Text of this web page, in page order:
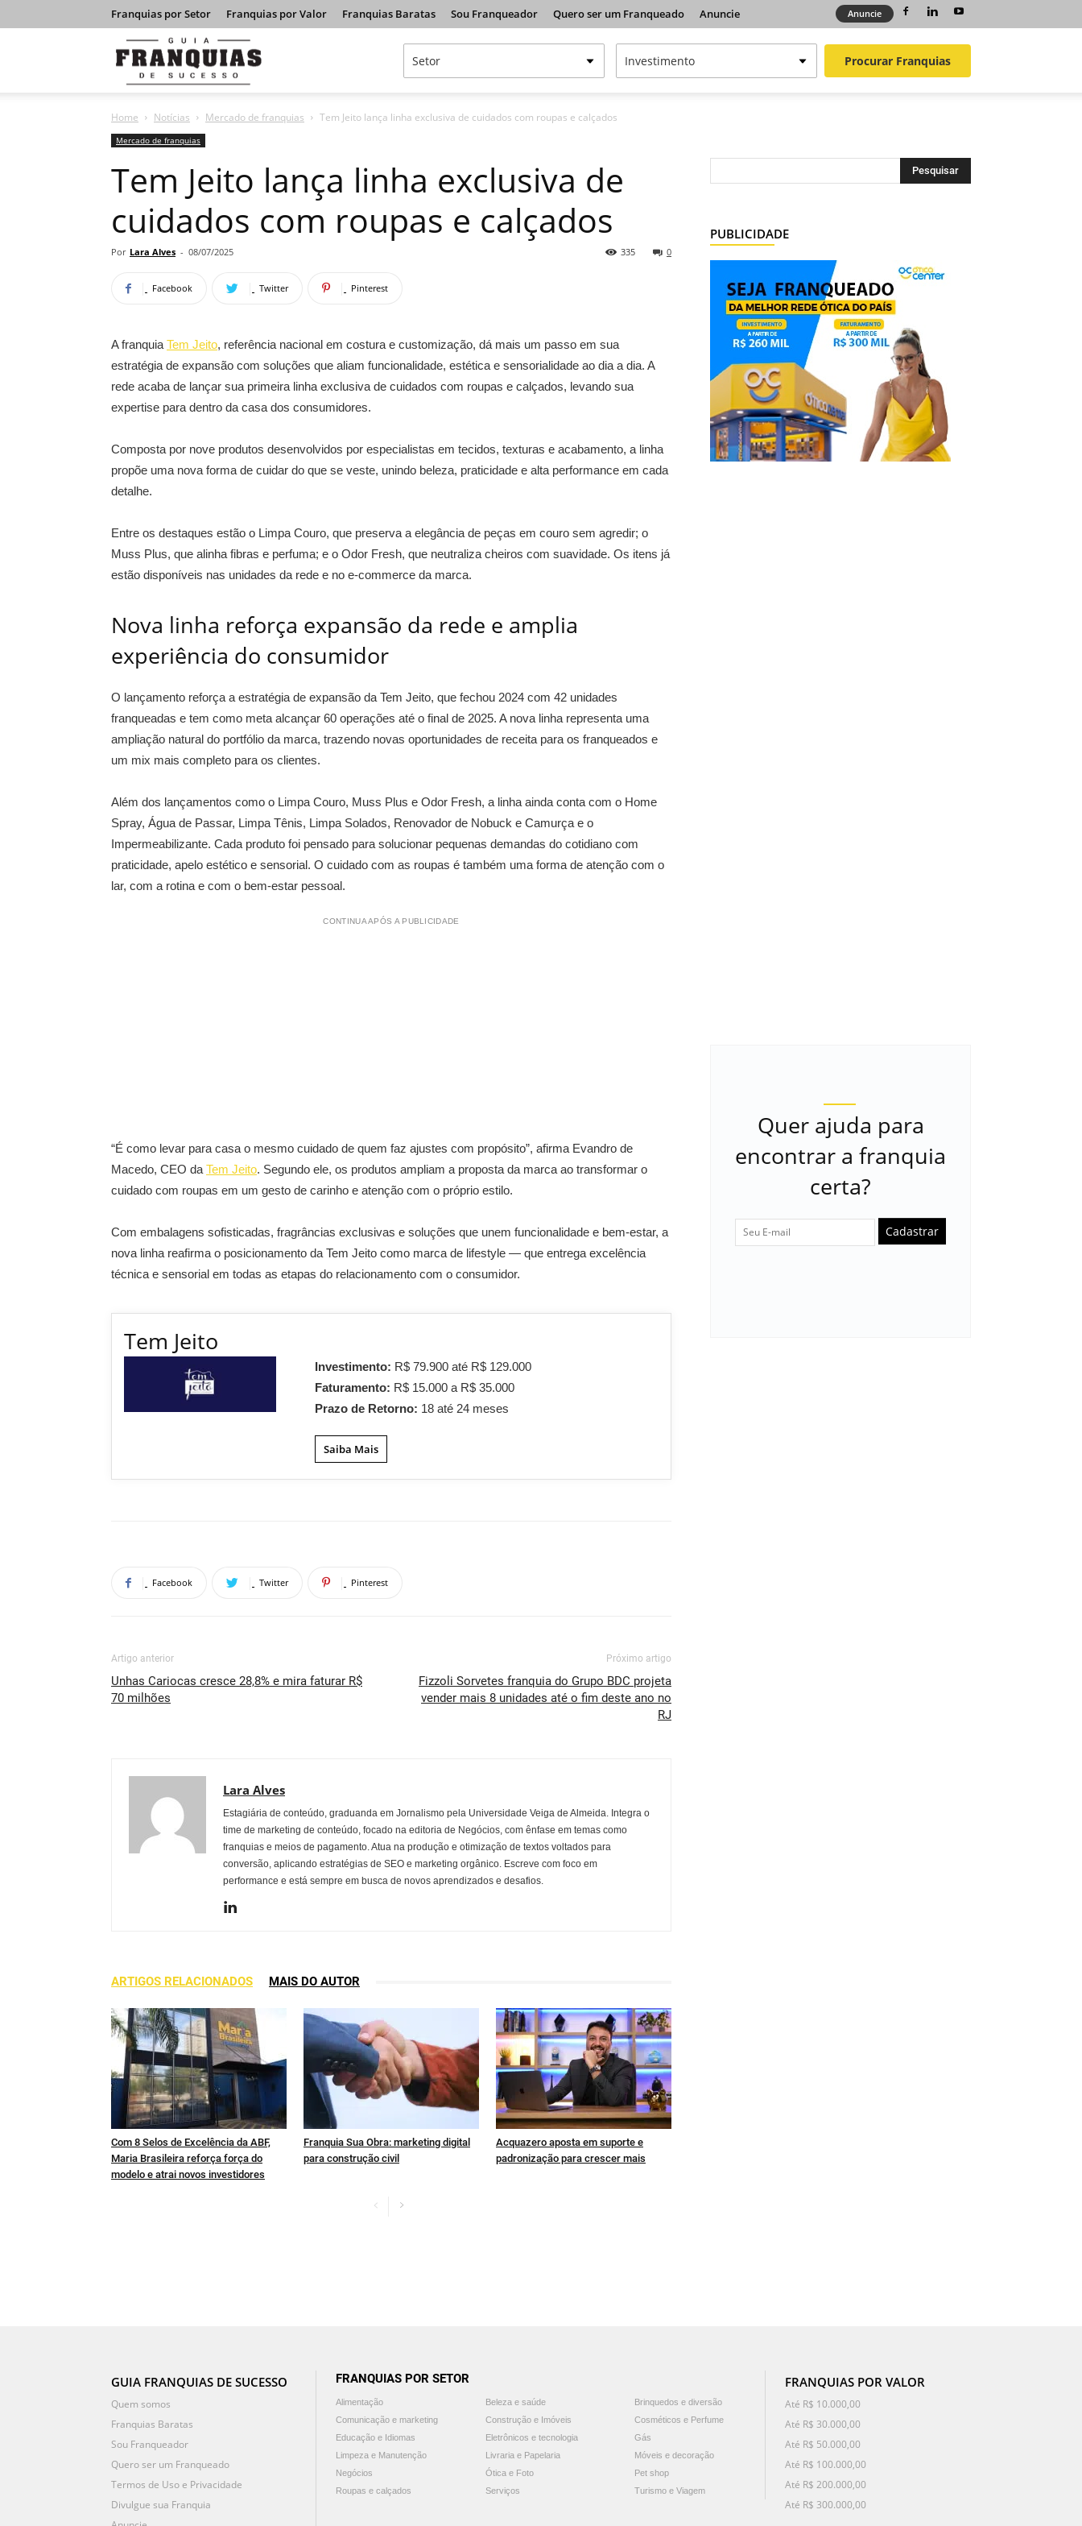
Franquias por Setor Franquias por Valor Franquias Baratas Sou Franqueador Quero ser um Franqueado Anuncie Anuncie
Franquias
de
Procurar Franquias
Home Notícias Mercado de franquias Tem Jeito lança linha exclusiva de cuidados com roupas e calçados
Mercado de franquias
Tem Jeito lança linha exclusiva de
cuidados com roupas e calçados
Por Lara Alves - 08/07/2025 0
335
Facebook Twitter Pinterest
A franquia Tem Jeito, referência nacional em costura e customização, dá mais um passo em sua
estratégia de expansão com soluções que aliam funcionalidade, estética e sensorialidade ao dia a dia. A
rede acaba de lançar sua primeira linha exclusiva de cuidados com roupas e calçados, levando sua
expertise para dentro da casa dos consumidores.
Composta por nove produtos desenvolvidos por especialistas em tecidos, texturas e acabamento, a linha
propõe uma nova forma de cuidar do que se veste, unindo beleza, praticidade e alta performance em cada
detalhe.
Entre os destaques estão o Limpa Couro, que preserva a elegância de peças em couro sem agredir; o
Muss Plus, que alinha fibras e perfuma; e o Odor Fresh, que neutraliza cheiros com suavidade. Os itens já
estão disponíveis nas unidades da rede e no e-commerce da marca.
Nova linha reforça expansão da rede e amplia
experiência do consumidor
O lançamento reforça a estratégia de expansão da Tem Jeito, que fechou 2024 com 42 unidades
franqueadas e tem como meta alcançar 60 operações até o final de 2025. A nova linha representa uma
ampliação natural do portfólio da marca, trazendo novas oportunidades de receita para os franqueados e
um mix mais completo para os clientes.
Além dos lançamentos como o Limpa Couro, Muss Plus e Odor Fresh, a linha ainda conta com o Home
Spray, Água de Passar, Limpa Tênis, Limpa Solados, Renovador de Nobuck e Camurça e o
Impermeabilizante. Cada produto foi pensado para solucionar pequenas demandas do cotidiano com
praticidade, apelo estético e sensorial. O cuidado com as roupas é também uma forma de atenção com o
lar, com a rotina e com o bem-estar pessoal.
CONTINUA APÓS A PUBLICIDADE
“É como levar para casa o mesmo cuidado de quem faz ajustes com propósito”, afirma Evandro de
Macedo, CEO da Tem Jeito. Segundo ele, os produtos ampliam a proposta da marca ao transformar o
cuidado com roupas em um gesto de carinho e atenção com o próprio estilo.
Com embalagens sofisticadas, fragrâncias exclusivas e soluções que unem funcionalidade e bem-estar, a
nova linha reafirma o posicionamento da Tem Jeito como marca de lifestyle — que entrega excelência
técnica e sensorial em todas as etapas do relacionamento com o consumidor.
Tem Jeito
Investimento: R$ 79.900 até R$ 129.000
Faturamento: R$ 15.000 a R$ 35.000
Prazo de Retorno: 18 até 24 meses
Saiba Mais
Facebook Twitter Pinterest
Artigo anterior
Unhas Cariocas cresce 28,8% e mira faturar R$
70 milhões
Próximo artigo
Fizzoli Sorvetes franquia do Grupo BDC projeta
vender mais 8 unidades até o fim deste ano no
RJ
Lara Alves
Estagiária de conteúdo, graduanda em Jornalismo pela Universidade Veiga de Almeida. Integra o
time de marketing de conteúdo, focado na editoria de Negócios, com ênfase em temas como
franquias e meios de pagamento. Atua na produção e otimização de textos voltados para
conversão, aplicando estratégias de SEO e marketing orgânico. Escreve com foco em
performance e está sempre em busca de novos aprendizados e desafios.
ARTIGOS RELACIONADOS MAIS DO AUTOR
Com 8 Selos de Excelência da ABF,
Maria Brasileira reforça força do
modelo e atrai novos investidores
Franquia Sua Obra: marketing digital
para construção civil
Acquazero aposta em suporte e
padronização para crescer mais
PUBLICIDADE
Quer ajuda para
encontrar a franquia
certa?
Cadastrar
GUIA FRANQUIAS DE SUCESSO
Quem somos
Franquias Baratas
Sou Franqueador
Quero ser um Franqueado
Termos de Uso e Privacidade
Divulgue sua Franquia
FRANQUIAS POR SETOR
Alimentação Beleza e saúde
Brinquedos e diversão
Comunicação e marketing
Construção e Imóveis
Cosméticos e Perfume
Educação e Idiomas
Eletrônicos e tecnologia
Gás
Limpeza e Manutenção
Livraria e Papelaria
Móveis e decoração
Negócios
Ótica e Foto
Pet shop
Roupas e calçados
Serviços Turismo e Viagem
FRANQUIAS POR VALOR
Até R$ 10.000,00
Até R$ 30.000,00
Até R$ 50.000,00
Até R$ 100.000,00
Até R$ 200.000,00
Até R$ 300.000,00